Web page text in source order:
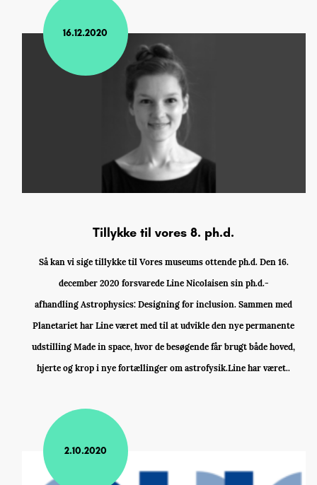
16.12.2020
Tillykke til vores 8. ph.d.
Så kan vi sige tillykke til Vores museums ottende ph.d. Den 16.
december 2020 forsvarede Line Nicolaisen sin ph.d.-
afhandling Astrophysics: Designing for inclusion. Sammen med
Planetariet har Line været med til at udvikle den nye permanente
udstilling Made in space, hvor de besøgende får brugt både hoved,
hjerte og krop i nye fortællinger om astrofysik.Line har været..
2.10.2020